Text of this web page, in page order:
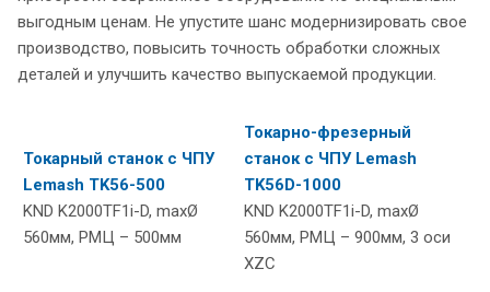
выгодным ценам. Не упустите шанс модернизировать свое
производство, повысить точность обработки сложных
деталей и улучшить качество выпускаемой продукции.
Токарный станок с ЧПУ
Lemash TK56-500
KND K2000TF1i-D, maxØ
560мм, РМЦ – 500мм
Токарно-фрезерный
станок с ЧПУ Lemash
TK56D-1000
KND K2000TF1i-D, maxØ
560мм, РМЦ – 900мм, 3 оси
XZC